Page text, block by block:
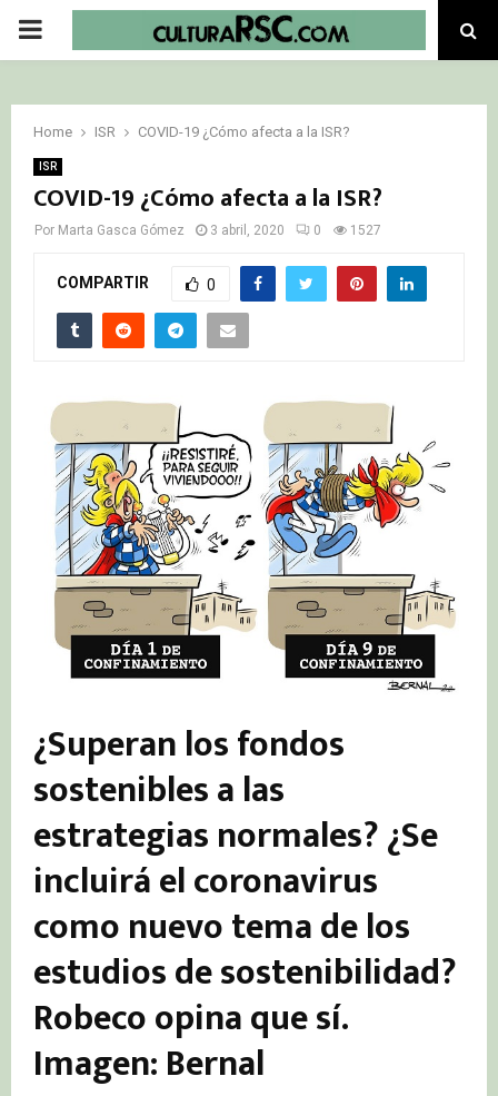
PRIMARY
Home ISR COVID-19 ¿Cómo afecta a la ISR?
ISR
COVID-19 ¿Cómo afecta a la ISR?
Por Marta Gasca Gómez 3 abril, 2020 0 1527
COMPARTIR 0
¿Superan los fondos
sostenibles a las
estrategias normales? ¿Se
incluirá el coronavirus
como nuevo tema de los
estudios de sostenibilidad?
Robeco opina que sí.
Imagen: Bernal